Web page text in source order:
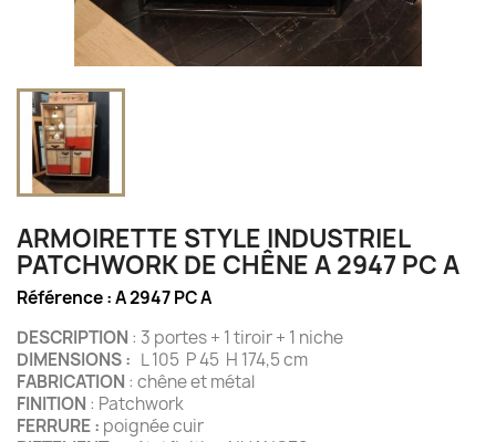
ARMOIRETTE STYLE INDUSTRIEL
PATCHWORK DE CHÊNE A 2947 PC A
Référence :A 2947 PC A
DESCRIPTION : 3 portes + 1 tiroir + 1 niche
DIMENSIONS : L 105 P 45 H 174,5 cm
FABRICATION : chêne et métal
FINITION : Patchwork
FERRURE : poignée cuir